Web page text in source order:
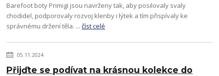
Barefoot boty Primigi jsou navrženy tak, aby posilovaly svaly
chodidel, podporovaly rozvoj klenby i lýtek a tím přispívaly ke
správnému držení těla. ...číst celé
05.11.2024
Přijďte se podívat na krásnou kolekce do